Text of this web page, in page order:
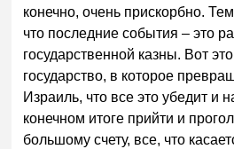
конечно, очень прискорбно.
что последние события – это
государственной казны. Вот
государство, в которое
Израиль, что все это убедит и
конечном итоге прийти и
большому счету, все, что